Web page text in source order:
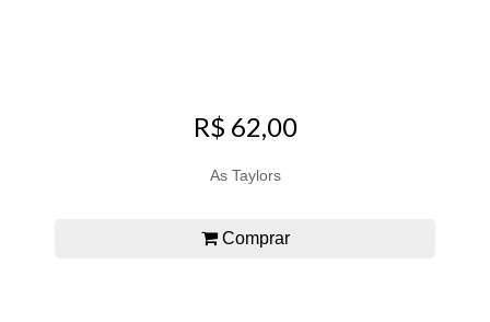
R$ 62,00
As Taylors
Comprar